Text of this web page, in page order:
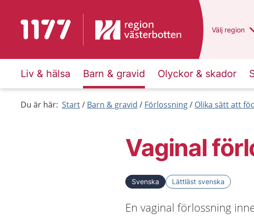
Till startsidan för 1177 Du har valt
Välj en annan
region
Liv & hälsa Barn & gravid Olyckor & skador
Du är här: Start Barn & gravid Förlossning Olika sätt att
Vaginal
Svenska Lättläst svenska
En vaginal förlossning